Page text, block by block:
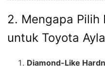
2. Mengapa Pilih
untuk Toyota
Diamond-Like